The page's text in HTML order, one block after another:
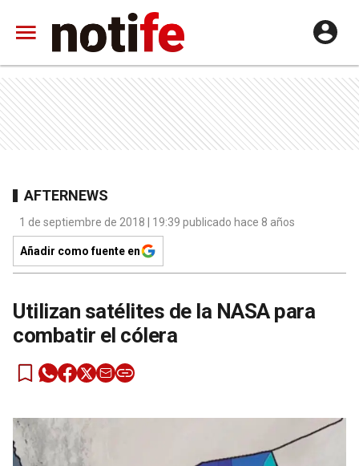
AFTERNEWS
1 de septiembre de 2018 | 19:39 publicado hace 8 años
Añadir como fuente en
Utilizan satélites de la NASA para
combatir el cólera